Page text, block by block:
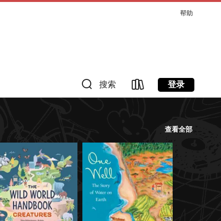
帮助
搜索 登录
查看全部